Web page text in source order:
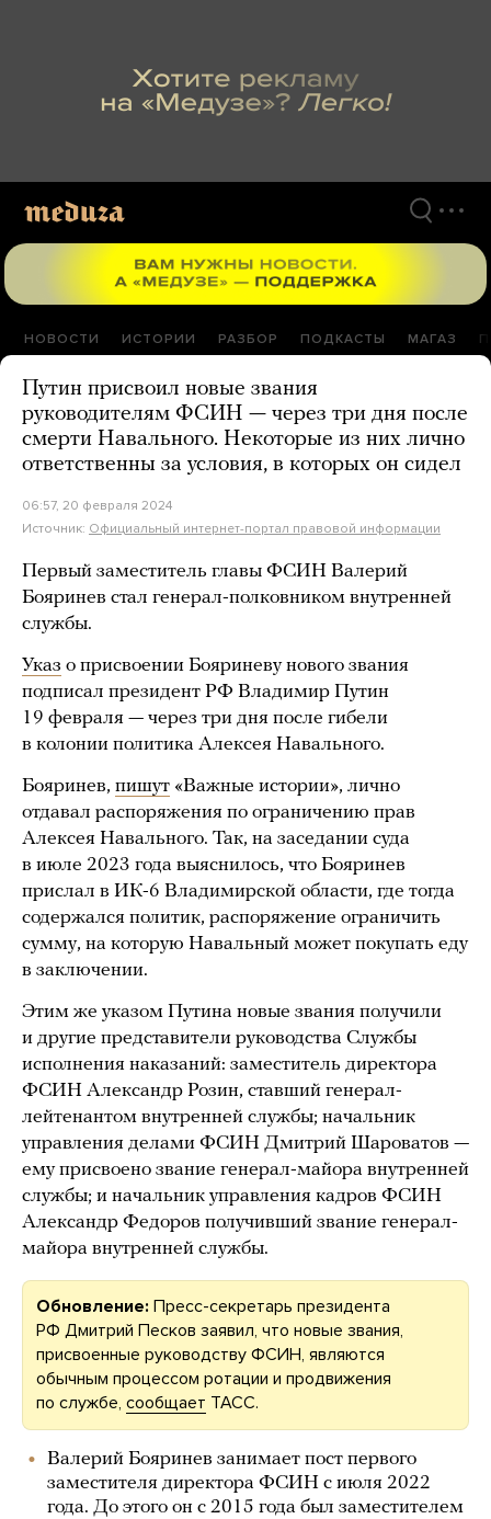
НОВОСТИ ИСТОРИИ РАЗБОР ПОДКАСТЫ МАГАЗ
Путин присвоил новые звания
руководителям ФСИН — через три дня после
смерти Навального. Некоторые из них лично
ответственны за условия, в которых он сидел
06:57, 20 февраля 2024
Источник: Официальный интернет-портал правовой информации
Первый заместитель главы ФСИН Валерий
Бояринев стал генерал-полковником внутренней
службы.
Указ о присвоении Бояриневу нового звания
подписал президент РФ Владимир Путин
19 февраля — через три дня после гибели
в колонии политика Алексея Навального.
Бояринев, пишут «Важные истории», лично
отдавал распоряжения по ограничению прав
Алексея Навального. Так, на заседании суда
в июле 2023 года выяснилось, что Бояринев
прислал в ИК-6 Владимирской области, где тогда
содержался политик, распоряжение ограничить
сумму, на которую Навальный может покупать еду
в заключении.
Этим же указом Путина новые звания получили
и другие представители руководства Службы
исполнения наказаний: заместитель директора
ФСИН Александр Розин, ставший генерал-
лейтенантом внутренней службы; начальник
управления делами ФСИН Дмитрий Шароватов —
ему присвоено звание генерал-майора внутренней
службы; и начальник управления кадров ФСИН
Александр Федоров получивший звание генерал-
майора внутренней службы.
Обновление: Пресс-секретарь президента
РФ Дмитрий Песков заявил, что новые звания,
присвоенные руководству ФСИН, являются
обычным процессом ротации и продвижения
по службе, сообщает ТАСС.
Валерий Бояринев занимает пост первого
заместителя директора ФСИН с июля 2022
года. До этого он с 2015 года был заместителем